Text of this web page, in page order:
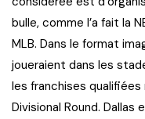
bulle, comme l’a fait la
MLB. Dans le format
joueraient dans les
les franchises
Divisional Round.